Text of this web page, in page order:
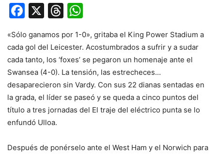
Facebook
X Threads
«Sólo ganamos por 1-0», gritaba el King Power Stadium a
cada gol del Leicester. Acostumbrados a sufrir y a sudar
cada tanto, los ‘foxes’ se pegaron un homenaje ante el
Swansea (4-0). La tensión, las estrecheces…
desaparecieron sin Vardy. Con sus 22 dianas sentadas en
la grada, el líder se paseó y se queda a cinco puntos del
título a tres jornadas del El traje del eléctrico punta se lo
enfundó Ulloa.
Después de ponérselo ante el West Ham y el Norwich para